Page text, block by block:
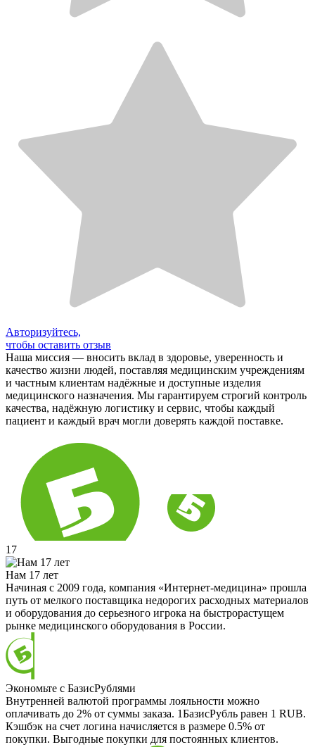
Авторизуйтесь,
чтобы оставить отзыв
Наша миссия — вносить вклад в здоровье, уверенность и
качество жизни людей, поставляя медицинским учреждениям
и частным клиентам надёжные и доступные изделия
медицинского назначения. Мы гарантируем строгий контроль
качества, надёжную логистику и сервис, чтобы каждый
пациент и каждый врач могли доверять каждой поставке.
17
Нам 17 лет
Начиная с 2009 года, компания «Интернет-медицина» прошла
путь от мелкого поставщика недорогих расходных материалов
и оборудования до серьезного игрока на быстрорастущем
рынке медицинского оборудования в России.
Экономьте с БазисРублями
Внутренней валютой программы лояльности можно
оплачивать до 2% от суммы заказа. 1БазисРубль равен 1 RUB.
Кэшбэк на счет логина начисляется в размере 0.5% от
покупки. Выгодные покупки для постоянных клиентов.